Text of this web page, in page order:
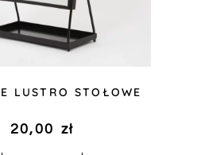
LUSTRO STOŁOWE
20,00 zł